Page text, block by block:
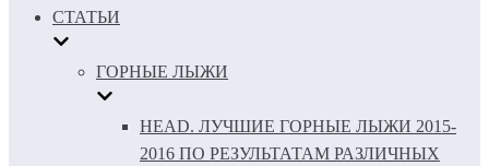
СТАТЬИ
ГОРНЫЕ ЛЫЖИ
HEAD. ЛУЧШИЕ ГОРНЫЕ ЛЫЖИ 2015-
2016 ПО РЕЗУЛЬТАТАМ РАЗЛИЧНЫХ